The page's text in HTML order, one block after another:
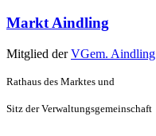
Markt Aindling
Mitglied derVGem. Aindling
Rathaus des Marktes und
Sitz der Verwaltungsgemeinschaft